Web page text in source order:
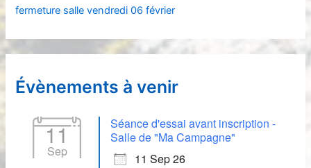
fermeture salle vendredi 06 février
Évènements à venir
11
Sep
Séance d'essai avant inscription -
Salle de "Ma Campagne"
11 Sep 26